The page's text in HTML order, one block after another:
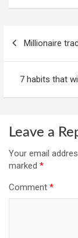
Millionaire
7 habits that
Leave a
Your email
marked *
Comment *